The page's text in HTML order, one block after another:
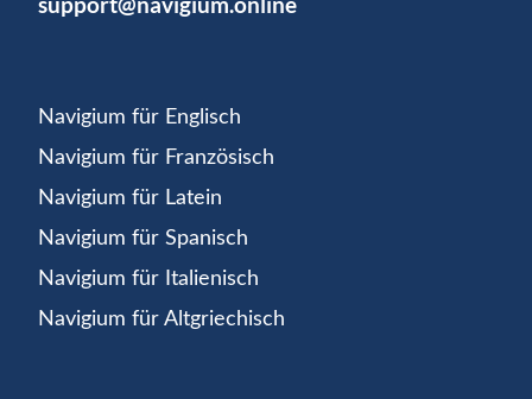
Navigium für Englisch
Navigium für Französisch
Navigium für Latein
Navigium für Spanisch
Navigium für Italienisch
Navigium für Altgriechisch